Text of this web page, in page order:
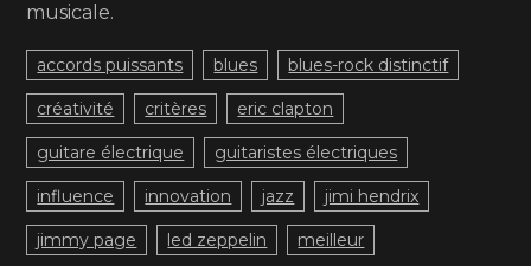
musicale.
accords puissants blues blues-rock distinctif
créativité critères eric clapton
guitare électrique guitaristes électriques
influence innovation jazz jimi hendrix
jimmy page led zeppelin meilleur